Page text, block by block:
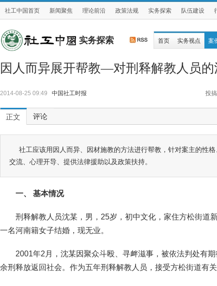
社工中国首页 新闻聚焦 理论前沿 政策法规 实务探索 队伍建设
实务探索 首页 实务视点 案
因人而异展开帮教—对刑释解教人员的
2014-08-25 09:49 中国社工时报 投搞
正文 评论
社工应该用因人而异、因材施教的方法进行帮教，针对案主的性
交流、心理开导、提供法律援助以及政策扶持。
一、 基本情况
刑释解教人员沈某，男，25岁，初中文化，家住方松街道
一名河南籍女子结婚，现无业。
2001年2月，沈某因聚众斗殴、寻衅滋事，被依法判处有
余刑释放返回社会。作为五年刑释解教人员，接受方松街道有